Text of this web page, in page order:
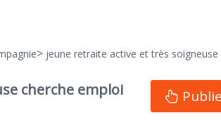
> jeune retraite active et très
cherche emploi